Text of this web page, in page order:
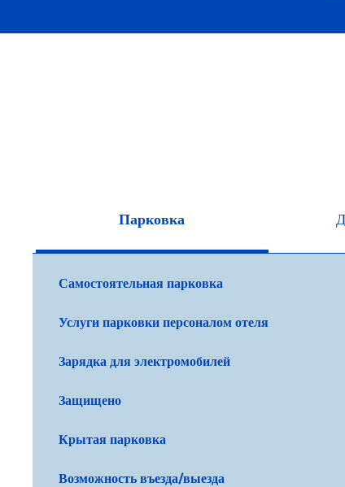
Парковка
Самостоятельная парковка
Услуги парковки персоналом отеля
Зарядка для электромобилей
Защищено
Крытая парковка
Возможность въезда/выезда